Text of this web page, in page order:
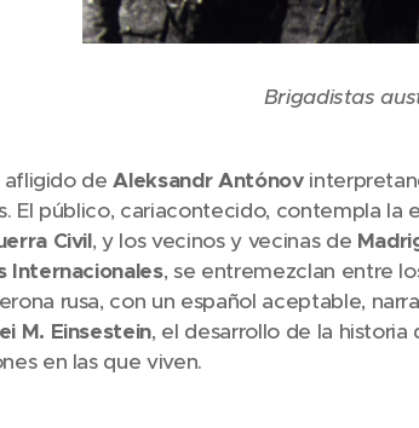
Brigadistas
afligido deAleksandr Antónov
El público, cariacontecido, contempla la
Civil, y los vecinos y vecinas de
Internacionales, se entremezclan entre
rusa, con un español aceptable,
M. Einsestein, el desarrollo de la
en las que viven.